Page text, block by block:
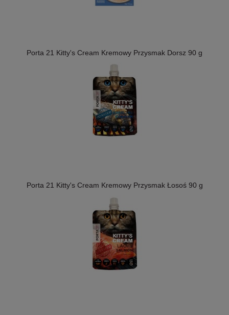
Porta 21 Kitty's Cream Kremowy Przysmak Dorsz 90 g
Porta 21 Kitty's Cream Kremowy Przysmak Łosoś 90 g